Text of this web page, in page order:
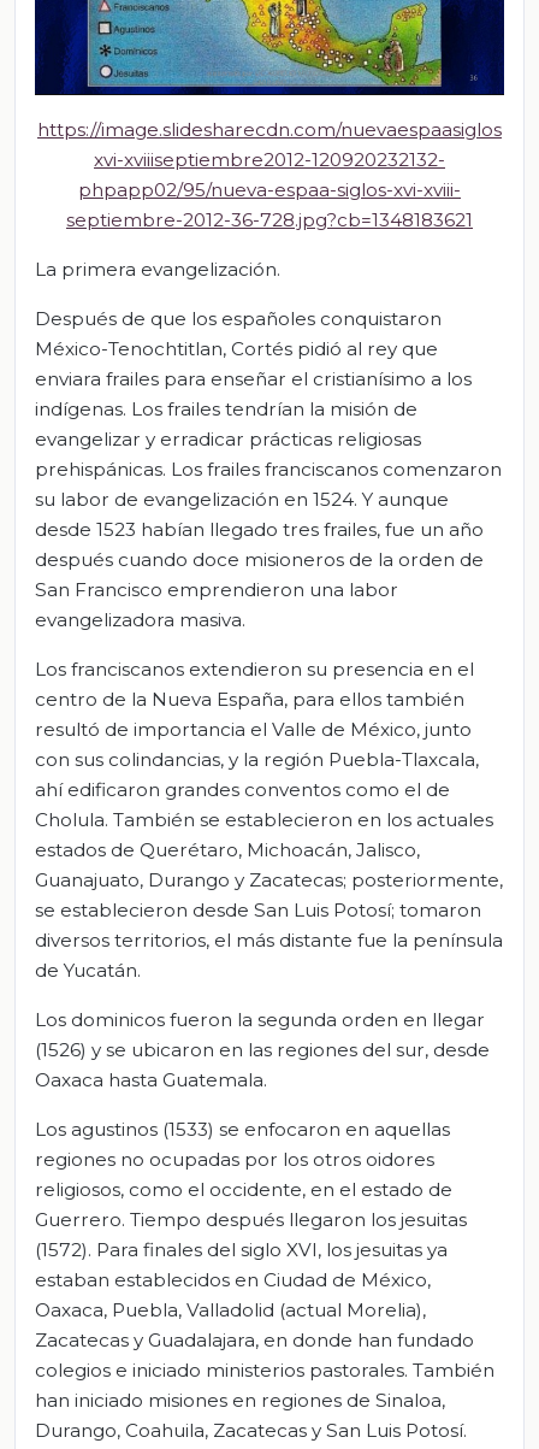
https://image.slidesharecdn.com/nuevaespaasiglos
xvi-xviiiseptiembre2012-120920232132-
phpapp02/95/nueva-espaa-siglos-xvi-xviii-
septiembre-2012-36-728.jpg?cb=1348183621
La primera evangelización.
Después de que los españoles conquistaron
México-Tenochtitlan, Cortés pidió al rey que
enviara frailes para enseñar el cristianísimo a los
indígenas. Los frailes tendrían la misión de
evangelizar y erradicar prácticas religiosas
prehispánicas. Los frailes franciscanos comenzaron
su labor de evangelización en 1524. Y aunque
desde 1523 habían llegado tres frailes, fue un año
después cuando doce misioneros de la orden de
San Francisco emprendieron una labor
evangelizadora masiva.
Los franciscanos extendieron su presencia en el
centro de la Nueva España, para ellos también
resultó de importancia el Valle de México, junto
con sus colindancias, y la región Puebla-Tlaxcala,
ahí edificaron grandes conventos como el de
Cholula. También se establecieron en los actuales
estados de Querétaro, Michoacán, Jalisco,
Guanajuato, Durango y Zacatecas; posteriormente,
se establecieron desde San Luis Potosí; tomaron
diversos territorios, el más distante fue la península
de Yucatán.
Los dominicos fueron la segunda orden en llegar
(1526) y se ubicaron en las regiones del sur, desde
Oaxaca hasta Guatemala.
Los agustinos (1533) se enfocaron en aquellas
regiones no ocupadas por los otros oidores
religiosos, como el occidente, en el estado de
Guerrero. Tiempo después llegaron los jesuitas
(1572). Para finales del siglo XVI, los jesuitas ya
estaban establecidos en Ciudad de México,
Oaxaca, Puebla, Valladolid (actual Morelia),
Zacatecas y Guadalajara, en donde han fundado
colegios e iniciado ministerios pastorales. También
han iniciado misiones en regiones de Sinaloa,
Durango, Coahuila, Zacatecas y San Luis Potosí.